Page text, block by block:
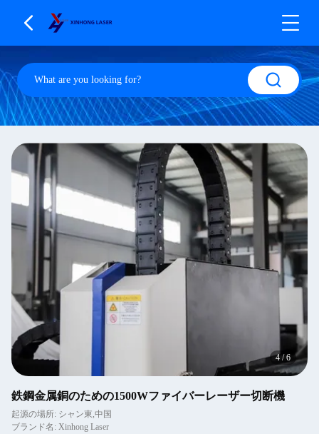
4 /6
鉄鋼金属銅のための1500Wファイバーレーザー切断機
起源の場所: シャン東,中国
ブランド名: Xinhong Laser